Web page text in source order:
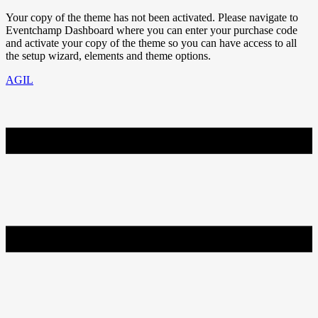
Your copy of the theme has not been activated. Please navigate to
Eventchamp Dashboard where you can enter your purchase code
and activate your copy of the theme so you can have access to all
the setup wizard, elements and theme options.
AGIL